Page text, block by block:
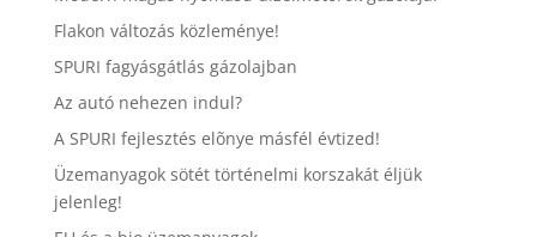
Flakon változás közleménye!
SPURI fagyásgátlás gázolajban
Az autó nehezen indul?
A SPURI fejlesztés elõnye másfél évtized!
Üzemanyagok sötét történelmi korszakát éljük
jelenleg!